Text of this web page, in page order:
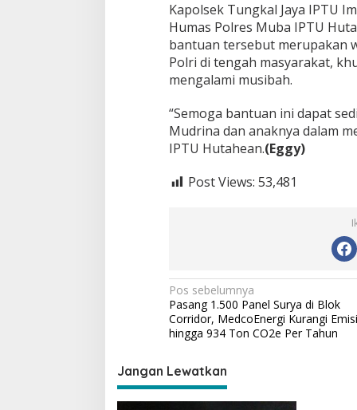
k
K
b
a
k
r
a
n
Kapolsek Tungkal Jaya IPTU
Humas Polres Muba IPTU
bantuan tersebut merupakan
Polri di tengah masyarakat,
mengalami musibah.
“Semoga bantuan ini dapat
Mudrina dan anaknya dalam
IPTU Hutahean.(Eggy)
Post Views: 53,481
N
a
v
i
g
Pos sebelumnya
Pasang 1.500 Panel Surya di Blok
Corridor, MedcoEnergi Kurangi Emisi
hingga 934 Ton CO2e Per Tahun
Jangan Lewatkan